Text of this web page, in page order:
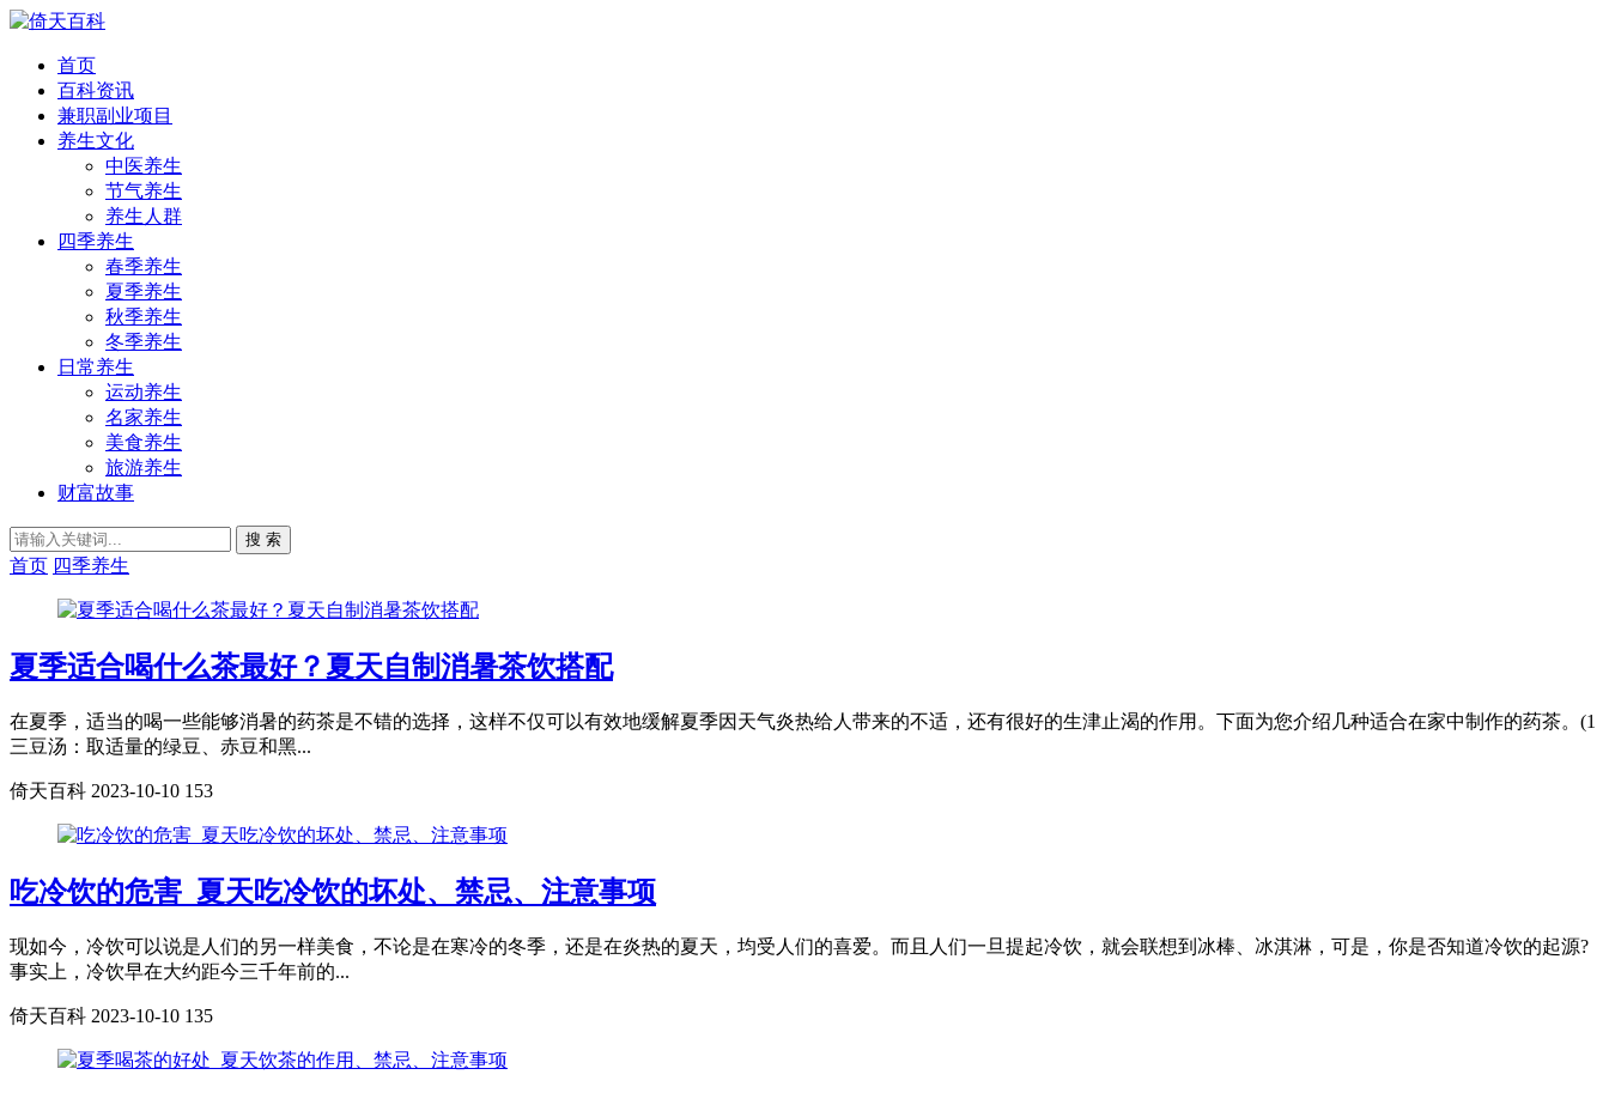
首页
百科资讯
兼职副业项目
养生文化
中医养生
节气养生
养生人群
四季养生
春季养生
夏季养生
秋季养生
冬季养生
日常养生
运动养生
名家养生
美食养生
旅游养生
财富故事
搜 索
首页 四季养生
夏季适合喝什么茶最好？夏天自制消暑茶饮搭配
在夏季，适当的喝一些能够消暑的药茶是不错的选择，这样不仅可以有效地缓解夏季因天气炎热给人带来的不适，还有很好的生津止渴的作用。下面为您介绍几种适合在家中制作的药茶。(1
三豆汤：取适量的绿豆、赤豆和黑...
倚天百科 2023-10-10 153
吃冷饮的危害_夏天吃冷饮的坏处、禁忌、注意事项
现如今，冷饮可以说是人们的另一样美食，不论是在寒冷的冬季，还是在炎热的夏天，均受人们的喜爱。而且人们一旦提起冷饮，就会联想到冰棒、冰淇淋，可是，你是否知道冷饮的起源?
事实上，冷饮早在大约距今三千年前的...
倚天百科 2023-10-10 135